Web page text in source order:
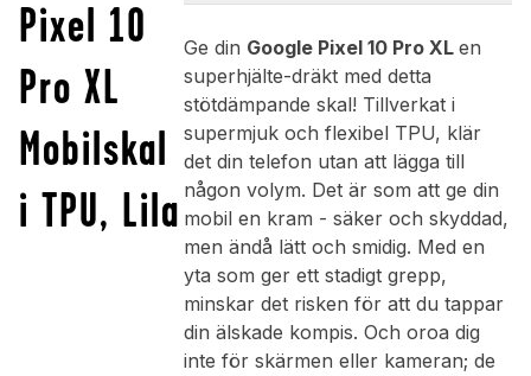
Pixel 10
Pro XL
Mobilskal
i TPU, Lila
Ge din Google Pixel 10 Pro XL en
superhjälte-dräkt med detta
stötdämpande skal! Tillverkat i
supermjuk och flexibel TPU, klär
det din telefon utan att lägga till
någon volym. Det är som att ge din
mobil en kram - säker och skyddad,
men ändå lätt och smidig. Med en
yta som ger ett stadigt grepp,
minskar det risken för att du tappar
din älskade kompis. Och oroa dig
inte för skärmen eller kameran; de